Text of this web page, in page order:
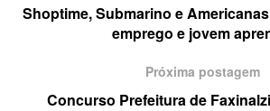
Shoptime, Submarino e
emprego e jovem
Próxima postagem
Concurso Prefeitura de